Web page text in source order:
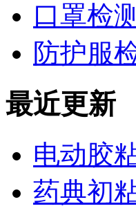
口罩检
防护服
最近更新
电动胶
药典初